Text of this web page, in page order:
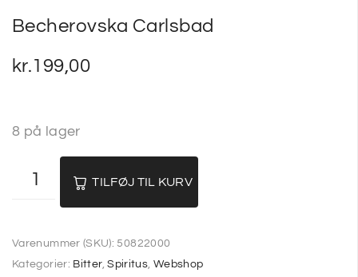
Becherovska Carlsbad
kr.199,00
8 på lager
TILFØJ TIL KURV
Varenummer (SKU): 50822000
Kategorier: Bitter,Spiritus, Webshop